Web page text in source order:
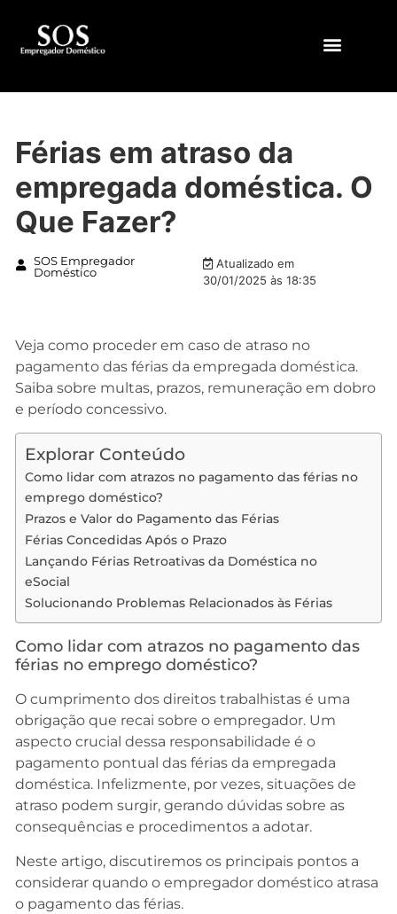
Férias em atraso da
empregada doméstica. O
Que Fazer?
SOS Empregador
Doméstico
Atualizado em
30/01/2025 às 18:35
Veja como proceder em caso de atraso no
pagamento das férias da empregada doméstica.
Saiba sobre multas, prazos, remuneração em dobro
e período concessivo.
Explorar Conteúdo
Como lidar com atrazos no pagamento das férias no
emprego doméstico?
Prazos e Valor do Pagamento das Férias
Férias Concedidas Após o Prazo
Lançando Férias Retroativas da Doméstica no
eSocial
Solucionando Problemas Relacionados às Férias
Como lidar com atrazos no pagamento das
férias no emprego doméstico?
O cumprimento dos direitos trabalhistas é uma
obrigação que recai sobre o empregador. Um
aspecto crucial dessa responsabilidade é o
pagamento pontual das férias da empregada
doméstica. Infelizmente, por vezes, situações de
atraso podem surgir, gerando dúvidas sobre as
consequências e procedimentos a adotar.
Neste artigo, discutiremos os principais pontos a
considerar quando o empregador doméstico atrasa
o pagamento das férias.